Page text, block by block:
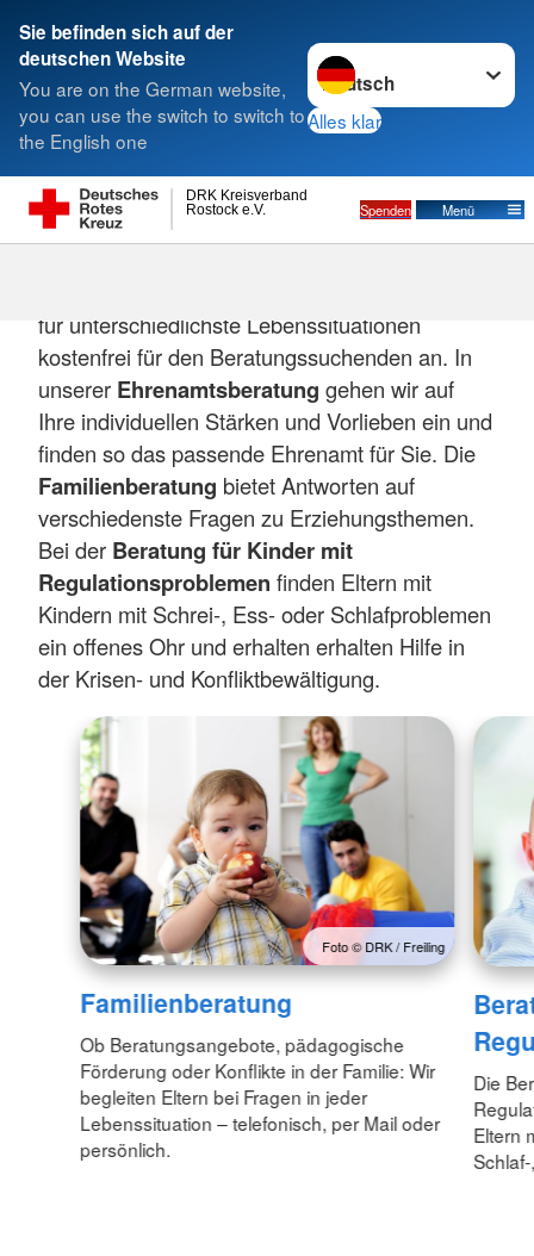
Sie befinden sich auf der
deutschen Website
You are on the German website,
you can use the switch to switch to
the English one
Sprache wechseln zu
Alles klar
Rostock e.V.
DRK Kreisverband
Spenden Menü
Suche
für unterschiedlichste Lebenssituationen
kostenfrei für den Beratungssuchenden an. In
unserer Ehrenamtsberatung gehen wir auf
Ihre individuellen Stärken und Vorlieben ein und
finden so das passende Ehrenamt für Sie. Die
Familienberatung bietet Antworten auf
verschiedenste Fragen zu Erziehungsthemen.
Bei der Beratung für Kinder mit
Regulationsproblemen finden Eltern mit
Kindern mit Schrei-, Ess- oder Schlafproblemen
ein offenes Ohr und erhalten erhalten Hilfe in
der Krisen- und Konfliktbewältigung.
Foto © DRK / Freiling
Familienberatung
Ob Beratungsangebote, pädagogische
Förderung oder Konflikte in der Familie: Wir
begleiten Eltern bei Fragen in jeder
Lebenssituation – telefonisch, per Mail oder
persönlich.
Die
Eltern